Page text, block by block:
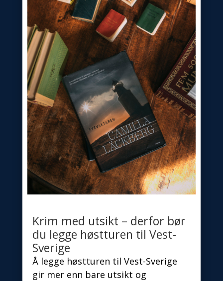
Krim med utsikt – derfor bør
du legge høstturen til Vest-
Sverige
Å legge høstturen til Vest-Sverige
gir mer enn bare utsikt og